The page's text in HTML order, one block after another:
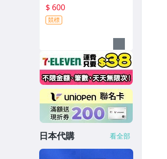
re / 新力博德曼 台灣紙盒
版專輯 CD 附中文歌詞
$ 600
競標
日本代購 看全部